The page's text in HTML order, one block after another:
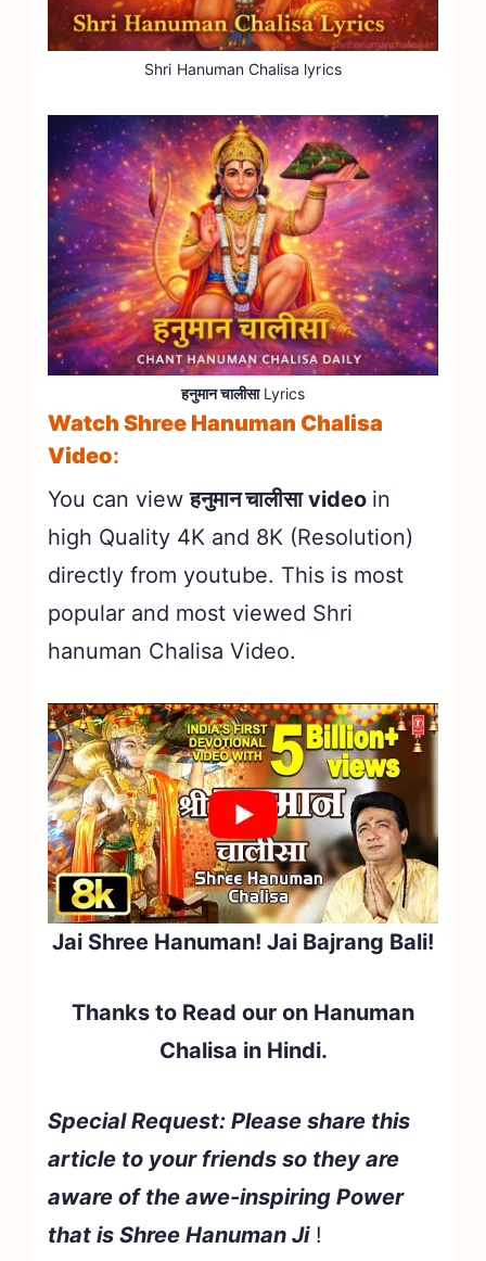
Shri Hanuman Chalisa lyrics
हनुमान चालीसाLyrics
Watch Shree Hanuman Chalisa
Video:
You can viewहनुमान चालीसाvideo in
high Quality 4K and 8K (Resolution)
directly from youtube. This is most
popular and most viewed Shri
hanuman Chalisa Video.
Jai Shree Hanuman! Jai Bajrang Bali!
Thanks to Read our on Hanuman
Chalisa in Hindi.
Special Request: Please share this
article to your friends so they are
aware of the awe-inspiring Power
that is Shree Hanuman Ji!